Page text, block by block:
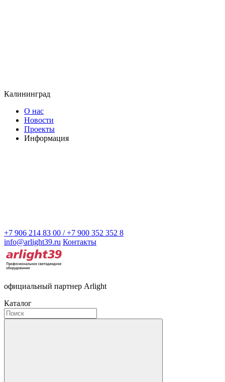
Калининград
О нас
Новости
Проекты
Информация
+7 906 214 83 00 / +7 900 352 352 8
info@arlight39.ru Контакты
официальный партнер Arlight
Каталог